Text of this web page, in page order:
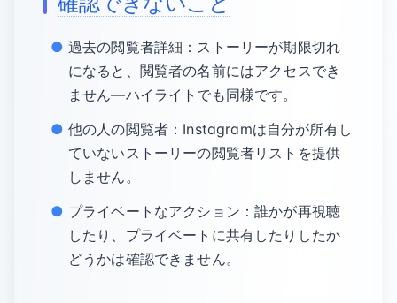
過去の閲覧者詳細：ストーリーが期限切れ
になると、閲覧者の名前にはアクセスでき
ません—ハイライトでも同様です。
他の人の閲覧者：Instagramは自分が所有し
ていないストーリーの閲覧者リストを提供
しません。
プライベートなアクション：誰かが再視聴
したり、プライベートに共有したりしたか
どうかは確認できません。